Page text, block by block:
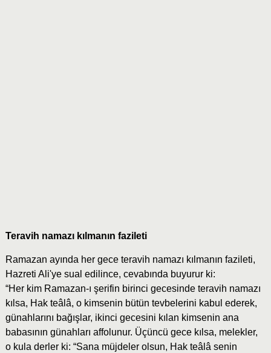
Teravih namazı kılmanın fazileti
Ramazan ayında her gece teravih namazı kılmanın fazileti,
Hazreti Ali'ye sual edilince, cevabında buyurur ki:
“Her kim Ramazan-ı şerifin birinci gecesinde teravih namazı
kılsa, Hak teâlâ, o kimsenin bütün tevbelerini kabul ederek,
günahlarını bağışlar, ikinci gecesini kılan kimsenin ana
babasının günahları affolunur. Üçüncü gece kılsa, melekler,
o kula derler ki: “Sana müjdeler olsun, Hak teâlâ senin